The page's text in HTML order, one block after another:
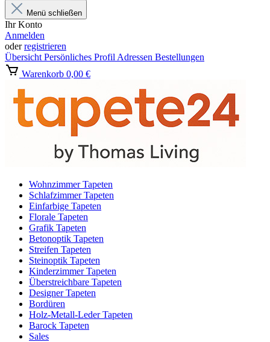
Menü schließen
Ihr Konto
Anmelden
oderregistrieren
Übersicht Persönliches Profil Adressen Bestellungen
Warenkorb 0,00 €
Wohnzimmer Tapeten
Schlafzimmer Tapeten
Einfarbige Tapeten
Florale Tapeten
Grafik Tapeten
Betonoptik Tapeten
Streifen Tapeten
Steinoptik Tapeten
Kinderzimmer Tapeten
Überstreichbare Tapeten
Designer Tapeten
Bordüren
Holz-Metall-Leder Tapeten
Barock Tapeten
Sales